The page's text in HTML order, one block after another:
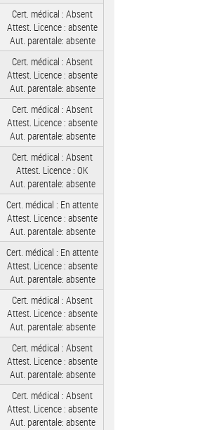
Cert. médical : Absent
Attest. Licence : absente
Aut. parentale: absente
Cert. médical : Absent
Attest. Licence : absente
Aut. parentale: absente
Cert. médical : Absent
Attest. Licence : absente
Aut. parentale: absente
Cert. médical : Absent
Attest. Licence : OK
Aut. parentale: absente
Cert. médical : En attente
Attest. Licence : absente
Aut. parentale: absente
Cert. médical : En attente
Attest. Licence : absente
Aut. parentale: absente
Cert. médical : Absent
Attest. Licence : absente
Aut. parentale: absente
Cert. médical : Absent
Attest. Licence : absente
Aut. parentale: absente
Cert. médical : Absent
Attest. Licence : absente
Aut. parentale: absente